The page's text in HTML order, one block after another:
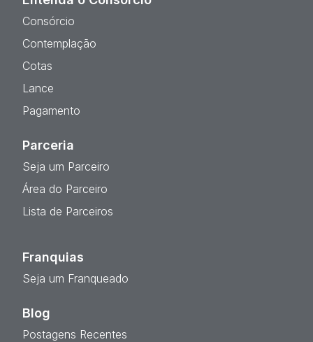
Consórcio
Contemplação
Cotas
Lance
Pagamento
Parceria
Seja um Parceiro
Área do Parceiro
Lista de Parceiros
Franquias
Seja um Franqueado
Blog
Postagens Recentes